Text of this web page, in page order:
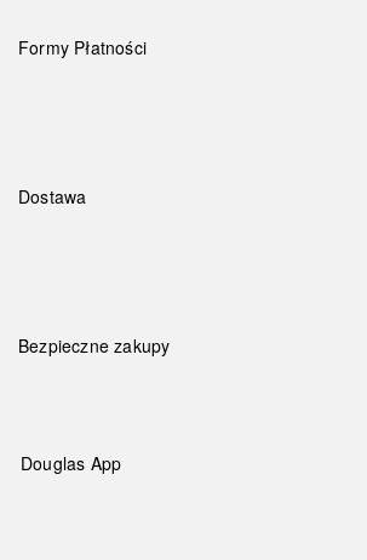
Formy Płatności
Dostawa
Bezpieczne zakupy
Douglas App